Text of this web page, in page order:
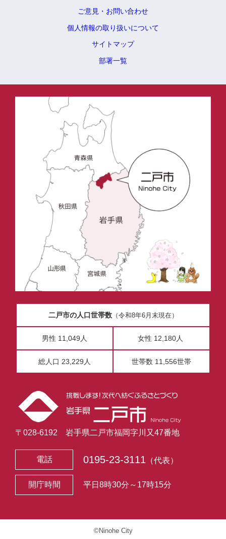
ご意見・お問い合わせ
個人情報の取り扱いについて
サイトマップ
部署一覧
二戸市の人口世帯数（令和8年6月末現在）
男性 11,049人 女性 12,180人
総人口 23,229人 世帯数 11,556世帯
〒028-6192 岩手県二戸市福岡字川又47番地
電話 0195-23-3111 （代表）
開庁時間 平日8時30分～17時15分
©Ninohe City